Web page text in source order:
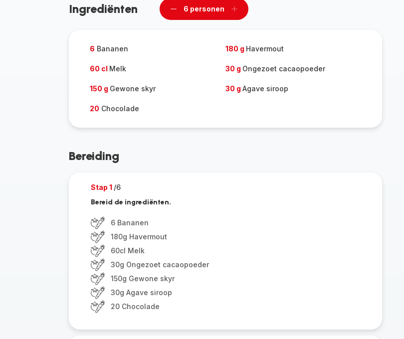
Ingrediënten
Een6 personen
Een
6 Bananen 180 g Havermout
60 cl Melk 30 g Ongezoet cacaopoeder
150 g Gewone skyr 30 g Agave siroop
20 Chocolade
Bereiding
Stap 1 /6
Bereid de ingrediënten.
6 Bananen
180g Havermout
60cl Melk
30g Ongezoet cacaopoeder
150g Gewone skyr
30g Agave siroop
20 Chocolade